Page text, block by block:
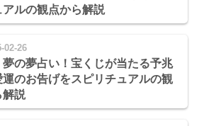
アルの観点から解説
02-26
夢の夢占い！宝くじが当たる予兆
運のお告げをスピリチュアルの観
解説